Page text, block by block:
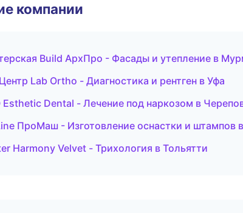
компании
Build АрхПро - Фасады и утепление в
Lab Ortho - Диагностика и рентген в Уфа
Dental - Лечение под наркозом в
ПроМаш - Изготовление оснастки и штампов
Harmony Velvet - Трихология в Тольятти